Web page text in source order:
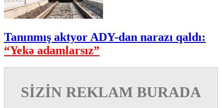
Tanınmış aktyor ADY-dan narazı qaldı:
“Yekə adamlarsız”
SİZİN REKLAM BURADA